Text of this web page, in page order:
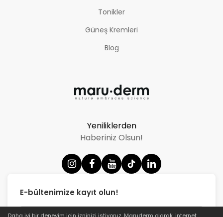
Tonikler
Güneş Kremleri
Blog
Yeniliklerden
Haberiniz Olsun!
E-bültenimize kayıt olun!